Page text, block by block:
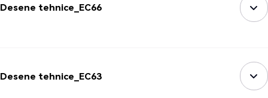
Desene tehnice_EC66
Desene tehnice_EC63